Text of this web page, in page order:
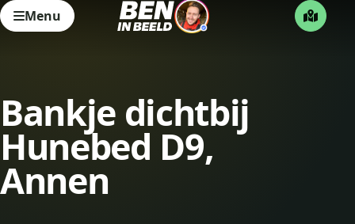
Menu
Bankje dichtbij
Hunebed D9,
Annen